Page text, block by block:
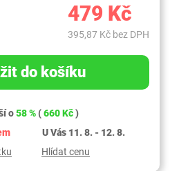
479 Kč
395,87 Kč bez DPH
do košíku
o58 %(660 Kč)
U Vás 11. 8. - 12. 8.
Hlídat cenu